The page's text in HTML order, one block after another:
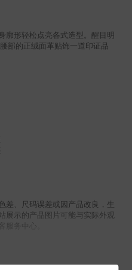
廓形轻松点亮各式造型。醒目明
部的正绒面革贴饰一道印证品
差、尺码误差或因产品改良，生
展示的产品图片可能与实际外观
服务中心。